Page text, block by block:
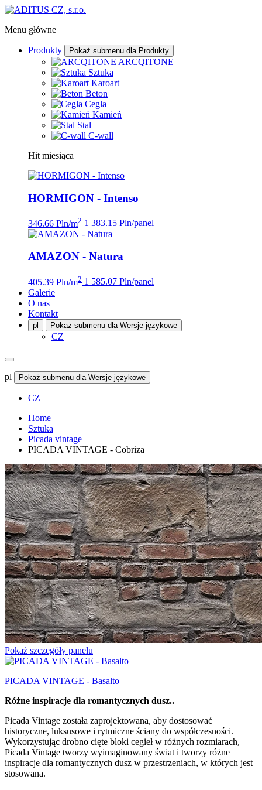
Menu główne
Produkty Pokaż submenu dla Produkty
ARCQITONE
Sztuka
Karoart
Beton
Cegła
Kamień
Stal
C-wall
Hit miesiąca
HORMIGON - Intenso
346.66 Pln/m2 1 383.15 Pln/panel
AMAZON - Natura
405.39 Pln/m2 1 585.07 Pln/panel
Galerie
O nas
Kontakt
pl Pokaż submenu dla Wersje językowe
CZ
pl Pokaż submenu dla Wersje językowe
CZ
Home
Sztuka
Picada vintage
PICADA VINTAGE - Cobriza
Pokaż szczegóły panelu
PICADA VINTAGE - Basalto
Różne inspiracje dla romantycznych dusz..
Picada Vintage została zaprojektowana, aby dostosować
historyczne, luksusowe i rytmiczne ściany do współczesności.
Wykorzystując drobno cięte bloki cegieł w różnych rozmiarach,
Picada Vintage tworzy wyimaginowany świat i tworzy różne
inspiracje dla romantycznych dusz w przestrzeniach, w których jest
stosowana.